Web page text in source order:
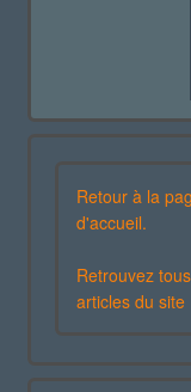
Retour à la
d'accueil.
Retrouvez
articles du site